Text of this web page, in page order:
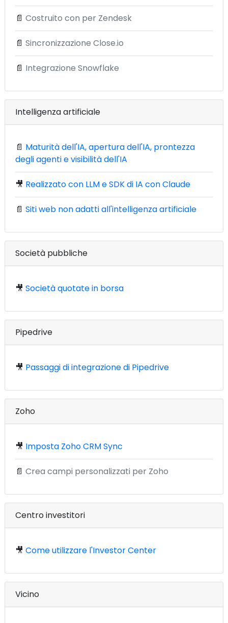
📄 Costruito con per Zendesk
📄 Sincronizzazione Close.io
📄 Integrazione Snowflake
Intelligenza artificiale
📄 Maturità dell'IA, apertura dell'IA, prontezza
degli agenti e visibilità dell'IA
🎥 Realizzato con LLM e SDK di IA con Claude
📄 Siti web non adatti all'intelligenza artificiale
Società pubbliche
🎥 Società quotate in borsa
Pipedrive
🎥 Passaggi di integrazione di Pipedrive
Zoho
🎥 Imposta Zoho CRM Sync
📄 Crea campi personalizzati per Zoho
Centro investitori
🎥 Come utilizzare l'Investor Center
Vicino